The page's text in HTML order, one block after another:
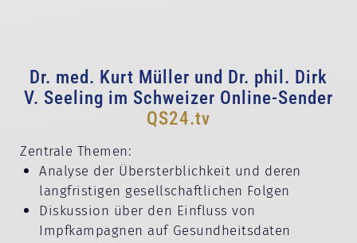
Dr. med. Kurt Müller und Dr. phil. Dirk
V. Seeling im Schweizer Online-Sender
QS24.tv
Zentrale Themen:
Analyse der Übersterblichkeit und deren
langfristigen gesellschaftlichen Folgen
Diskussion über den Einfluss von
Impfkampagnen auf Gesundheitsdaten